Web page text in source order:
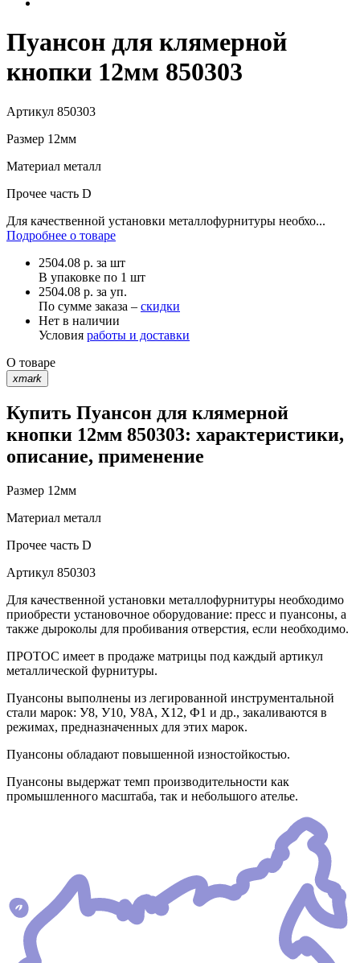
Пуансон для клямерной
кнопки 12мм 850303
Артикул 850303
Размер 12мм
Материал металл
Прочее часть D
Для качественной установки металлофурнитуры необхо...
Подробнее о товаре
2504.08 р. за шт
В упаковке по 1 шт
2504.08 р. за уп.
По сумме заказа – скидки
Нет в наличии
Условия работы и доставки
О товаре
xmark
Купить Пуансон для клямерной
кнопки 12мм 850303: характеристики,
описание, применение
Размер 12мм
Материал металл
Прочее часть D
Артикул 850303
Для качественной установки металлофурнитуры необходимо
приобрести установочное оборудование: пресс и пуансоны, а
также дыроколы для пробивания отверстия, если необходимо.
ПРОТОС имеет в продаже матрицы под каждый артикул
металлической фурнитуры.
Пуансоны выполнены из легированной инструментальной
стали марок: У8, У10, У8А, Х12, Ф1 и др., закаливаются в
режимах, предназначенных для этих марок.
Пуансоны обладают повышенной изностойкостью.
Пуансоны выдержат темп производительности как
промышленного масштаба, так и небольшого ателье.